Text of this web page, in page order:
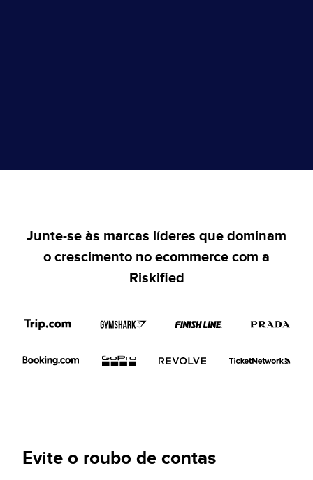
Junte-se às marcas líderes que dominam
o crescimento no ecommerce com a
Riskified
Evite o roubo de contas